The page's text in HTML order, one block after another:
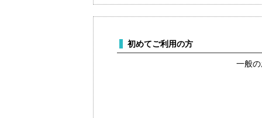
初めてご利用の方
一般